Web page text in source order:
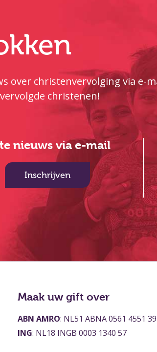
over christenvervolging via e-
christenen!
nieuws via e-mail
Inschrijven
Maak uw gift over
ABN AMRO: NL51 ABNA 0561 4551 39
ING: NL18 INGB 0003 1340 57